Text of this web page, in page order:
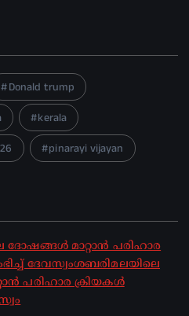
Donald trump
kerala
pinarayi vijayan
ദോഷങ്ങൾ മാറ്റാൻ പരിഹാര
ദേവസ്വംശബരിമലയിലെ
പരിഹാര ക്രിയകൾ